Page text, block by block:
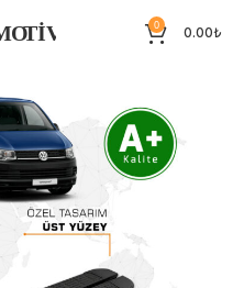
0 0.00₺